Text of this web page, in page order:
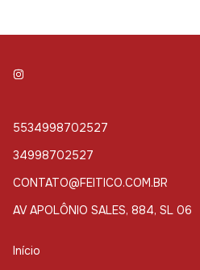
5534998702527
34998702527
CONTATO@FEITICO.COM.BR
AV APOLÔNIO SALES, 884, SL 06
Início